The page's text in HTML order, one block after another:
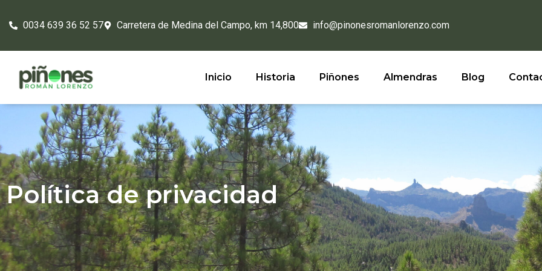
0034 639 36 52 57 Carretera de Medina del Campo, km 14,800 info@pinonesromanlorenzo.com
Inicio Historia Piñones Almendras Blog
Política de privacidad